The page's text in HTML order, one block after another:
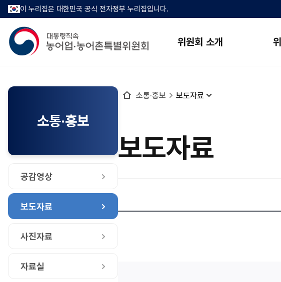
이 누리집은 대한민국 공식 전자정부 누리집입니다.
위원회 소개
소통·홍보
공감영상
보도자료
사진자료
자료실
홈
소통·홍보 보도자료
보도자료